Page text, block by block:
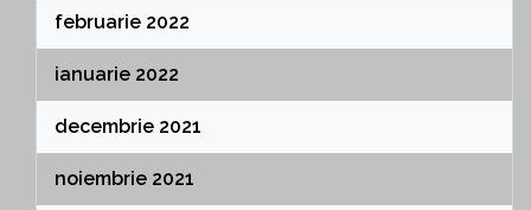
februarie 2022
ianuarie 2022
decembrie 2021
noiembrie 2021